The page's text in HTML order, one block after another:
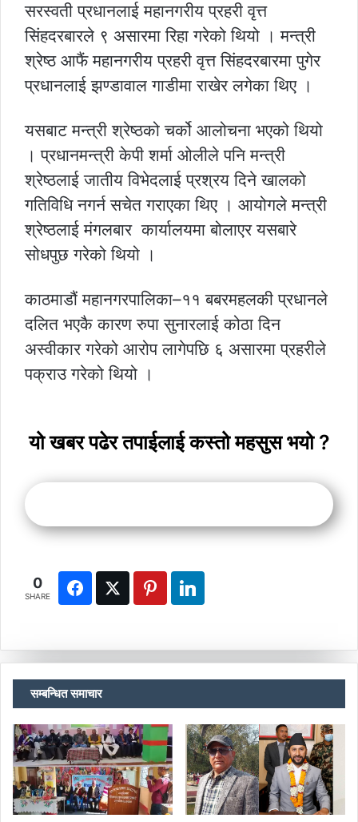
सरस्वती प्रधानलाई महानगरीय प्रहरी वृत्त
सिंहदरबारले ९ असारमा रिहा गरेको थियो । मन्त्री
श्रेष्ठ आफैं महानगरीय प्रहरी वृत्त सिंहदरबारमा पुगेर
प्रधानलाई झण्डावाल गाडीमा राखेर लगेका थिए ।
यसबाट मन्त्री श्रेष्ठको चर्को आलोचना भएको थियो
। प्रधानमन्त्री केपी शर्मा ओलीले पनि मन्त्री
श्रेष्ठलाई जातीय विभेदलाई प्रश्रय दिने खालको
गतिविधि नगर्न सचेत गराएका थिए । आयोगले मन्त्री
श्रेष्ठलाई मंगलबार कार्यालयमा बोलाएर यसबारे
सोधपुछ गरेको थियो ।
काठमाडौं महानगरपालिका–११ बबरमहलकी प्रधानले
दलित भएकै कारण रुपा सुनारलाई कोठा दिन
अस्वीकार गरेको आरोप लागेपछि ६ असारमा प्रहरीले
पक्राउ गरेको थियो ।
यो खबर पढेर तपाईलाई कस्तो महसुस भयो ?
0
SHARE
सम्बन्धित समाचार